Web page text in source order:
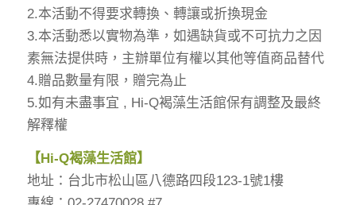
2.本活動不得要求轉換、轉讓或折換現金
3.本活動悉以實物為準，如遇缺貨或不可抗力之因
素無法提供時，主辦單位有權以其他等值商品替代
4.贈品數量有限，贈完為止
5.如有未盡事宜 , Hi-Q褐藻生活館保有調整及最終
解釋權
【Hi-Q褐藻生活館】
地址：台北市松山區八德路四段123-1號1樓